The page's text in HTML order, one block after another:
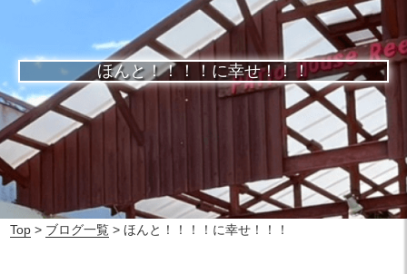
ほんと！！！！に幸せ！！！
Top > ブログ一覧 > ほんと！！！！に幸せ！！！